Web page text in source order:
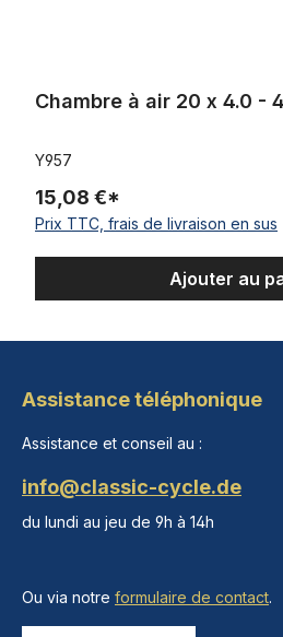
Chambre à air 20 x 4.0 -
Y957
15,08 €*
Prix TTC, frais de livraison en sus
Ajouter au
Assistance téléphonique
Assistance et conseil au :
info@classic-cycle.de
du lundi au jeu de 9h à 14h
Ou via notre formulaire de contact.